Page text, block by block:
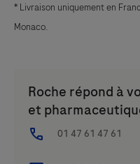
* Livraison uniquement en
Monaco.